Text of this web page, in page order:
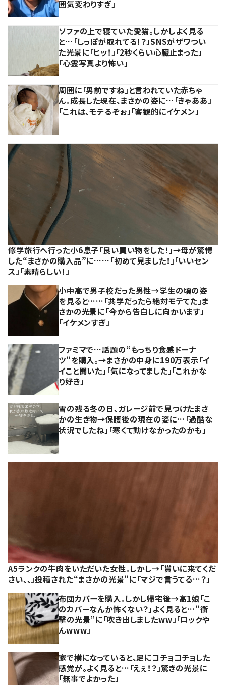
囲気変わりすぎ」
ソファの上で寝ていた愛猫。しかしよく見る
と…「しっぽが取れてる！？」SNSがザワつい
た光景に「ヒッ！」「2秒くらい心臓止まった」
「心霊写真より怖い」
周囲に「男前ですね」と言われていた赤ちゃ
ん。成長した現在、まさかの姿に…「きゃああ」
「これは、モテるぞぉ」「客観的にイケメン」
修学旅行へ行った小6息子「良い買い物をした！」→母が驚愕
した“まさかの購入品”に……「初めて見ました！」「いいセン
ス」「素晴らしい！」
小中高で男子校だった男性→学生の頃の姿
を見ると……「共学だったら絶対モテてた」ま
さかの光景に「今から告白しに向かいます」
「イケメンすぎ」
ファミマで…話題の“もっちり食感ドーナ
ツ”を購入。→まさかの中身に190万表示「イ
イこと聞いた」「気になってました」「これかな
り好き」
雪の残る冬の日、ガレージ前で見つけたまさ
かの生き物→保護後の現在の姿に…「過酷な
状況でしたね」「寒くて動けなかったのかも」
A5ランクの牛肉をいただいた女性。しかし→「貰いに来てくだ
さい、、」投稿された“まさかの光景”に「マジで言うてる…？」
布団カバーを購入。しかし帰宅後→高1娘「こ
のカバーなんか怖くない？」よく見ると…”衝
撃の光景”に「吹き出しましたww」「ロックや
んwww」
家で横になっていると、足にコチョコチョした
感覚が。よく見ると…「えぇ！？」驚きの光景に
「無事でよかった」